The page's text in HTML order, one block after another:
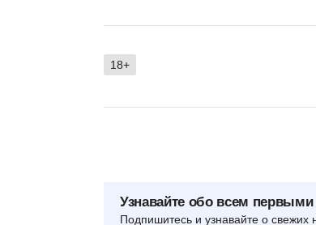
18+
Узнавайте обо всем первыми
Подпишитесь и узнавайте о свежих